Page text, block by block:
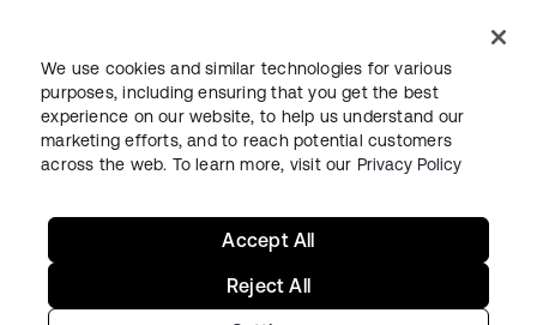
JurídicoPolítica de privacidadeTermos do siteSegurança
Mapa do sitePreferências de cookies
We use cookies and similar technologies for various
purposes, including ensuring that you get the best
experience on our website, to help us understand our
marketing efforts, and to reach potential customers
across the web. To learn more, visit our Privacy Policy
Reject All
Accept All